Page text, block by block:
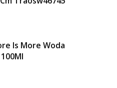
Is More Woda